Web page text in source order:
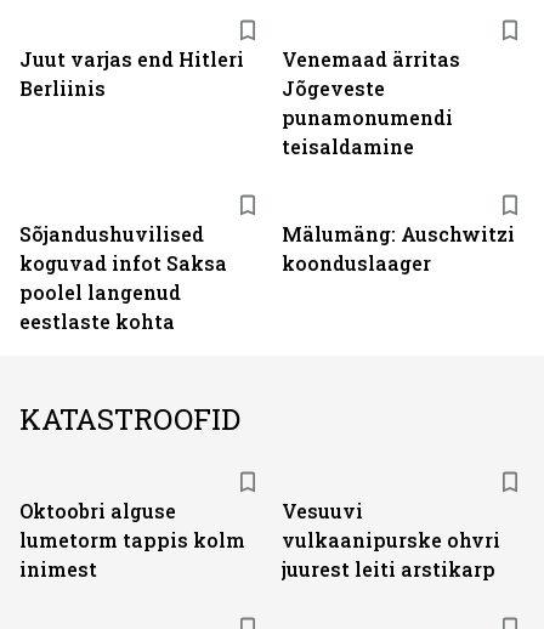
Juut varjas end Hitleri
Berliinis
Venemaad ärritas
Jõgeveste
punamonumendi
teisaldamine
Sõjandushuvilised
koguvad infot Saksa
poolel langenud
eestlaste kohta
Mälumäng: Auschwitzi
koonduslaager
KATASTROOFID
Oktoobri alguse
lumetorm tappis kolm
inimest
Vesuuvi
vulkaanipurske ohvri
juurest leiti arstikarp